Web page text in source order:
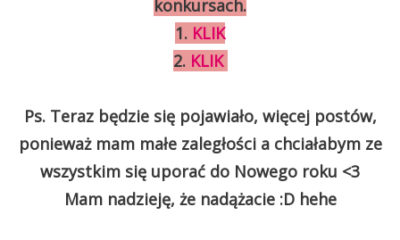
konkursach.
1. KLIK
2. KLIK
Ps. Teraz będzie się pojawiało, więcej postów,
ponieważ mam małe zaległości a chciałabym ze
wszystkim się uporać do Nowego roku <3
Mam nadzieję, że nadążacie :D hehe